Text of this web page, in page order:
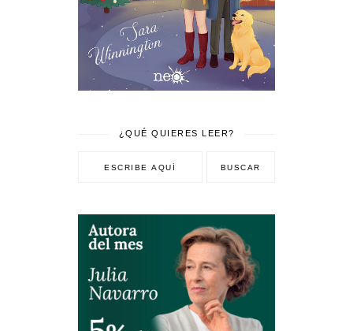
¿QUÉ QUIERES LEER?